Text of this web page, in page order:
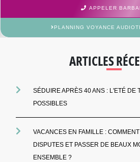
APPELER
PLANNING VOYANCE
ARTICLES
SÉDUIRE APRÈS 40 ANS : L'ETÉ DE
POSSIBLES
VACANCES EN FAMILLE :
DISPUTES ET PASSER DE BEAUX
ENSEMBLE ?